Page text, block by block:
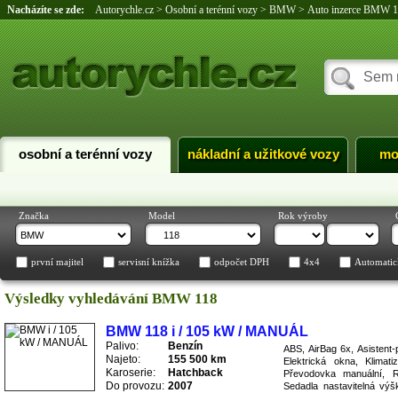
Nacházíte se zde: Autorychle.cz > Osobní a terénní vozy > BMW> Auto inzerce BMW
osobní a terénní vozy nákladní a užitkové vozy
Značka Model Rok výroby
první majitel servisní knížka odpočet DPH 4x4
Výsledky vyhledávání BMW 118
BMW 118 i / 105 kW / MANUÁL
Palivo:
Benzín
Najeto:
155 500 km
Karoserie:
Hatchback
Do provozu: 2007
ABS, AirBag 6x,
Elektrická okna,
Převodovka manuální,
Sedadla nastavitelná